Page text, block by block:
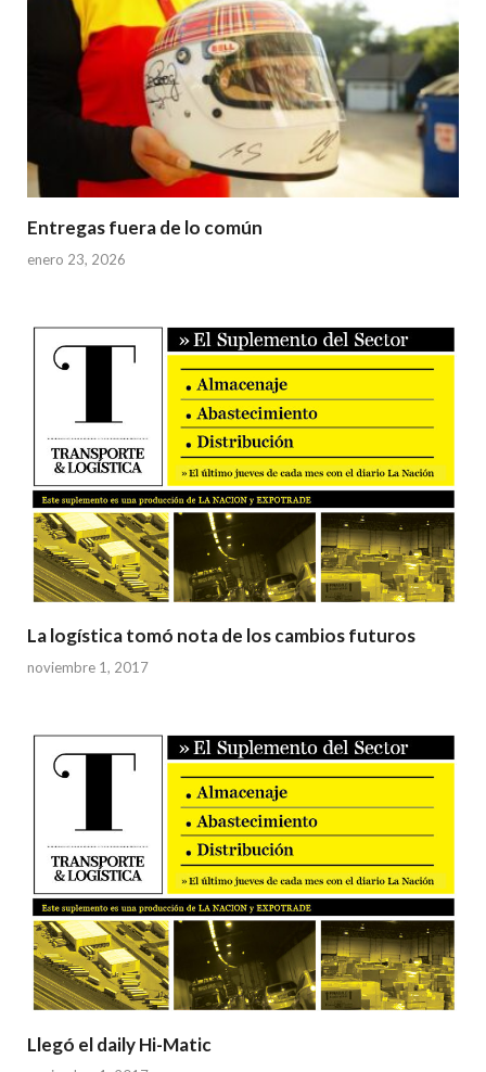
Entregas fuera de lo común
enero 23, 2026
La logística tomó nota de los cambios futuros
noviembre 1, 2017
Llegó el daily Hi-Matic